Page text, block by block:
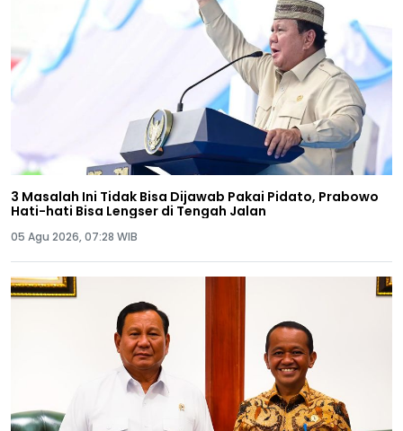
3 Masalah Ini Tidak Bisa Dijawab Pakai Pidato, Prabowo
Hati-hati Bisa Lengser di Tengah Jalan
05 Agu 2026, 07:28 WIB